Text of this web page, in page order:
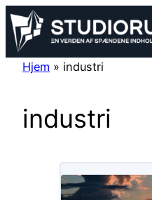
Spring
til
indhold
Hjem » industri
industri